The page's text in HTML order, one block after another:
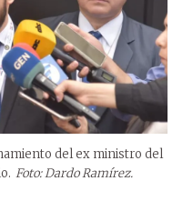
del ex ministro del
Foto: Dardo Ramírez.